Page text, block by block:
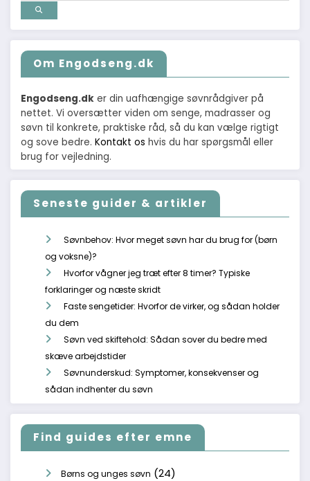
Om Engodseng.dk
Engodseng.dk er din uafhængige søvnrådgiver på
nettet. Vi oversætter viden om senge, madrasser og
søvn til konkrete, praktiske råd, så du kan vælge rigtigt
og sove bedre. Kontakt os hvis du har spørgsmål eller
brug for vejledning.
Seneste guider & artikler
Søvnbehov: Hvor meget søvn har du brug for (børn
og voksne)?
Hvorfor vågner jeg træt efter 8 timer? Typiske
forklaringer og næste skridt
Faste sengetider: Hvorfor de virker, og sådan holder
du dem
Søvn ved skiftehold: Sådan sover du bedre med
skæve arbejdstider
Søvnunderskud: Symptomer, konsekvenser og
sådan indhenter du søvn
Find guides efter emne
Børns og unges søvn (24)